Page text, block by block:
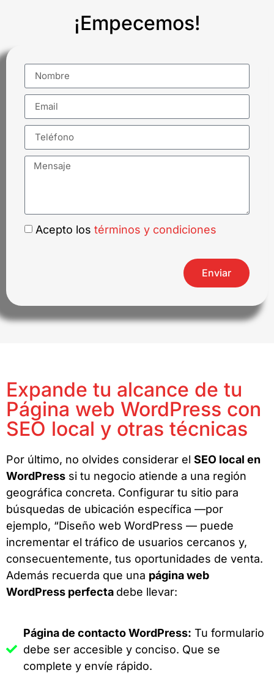
¡Empecemos!
Acepto los términos y condiciones
Enviar
Expande tu alcance de tu
Página web WordPress con
SEO local y otras técnicas
Por último, no olvides considerar el SEO local en
WordPress si tu negocio atiende a una región
geográfica concreta. Configurar tu sitio para
búsquedas de ubicación específica —por
ejemplo, “Diseño web WordPress — puede
incrementar el tráfico de usuarios cercanos y,
consecuentemente, tus oportunidades de venta.
Además recuerda que una página web
WordPress perfecta debe llevar:
Página de contacto WordPress: Tu formulario
debe ser accesible y conciso. Que se
complete y envíe rápido.